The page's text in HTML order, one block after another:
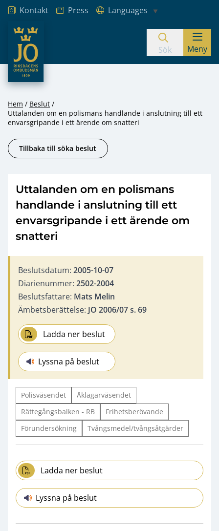
Hoppa till innehåll
Kontakt Press
Languages
JO – Riksdagens Ombudsmän
Sök Meny
Hem
Beslut
Uttalanden om en polismans handlande i anslutning till ett
envarsgripande i ett ärende om snatteri
Tillbaka till söka beslut
Uttalanden om en polismans
handlande i anslutning till ett
envarsgripande i ett ärende om
snatteri
Beslutsdatum: 2005-10-07
Diarienummer: 2502-2004
Beslutsfattare: Mats Melin
Ämbetsberättelse: JO 2006/07 s. 69
Ladda ner beslut
Lyssna på beslut
Polisväsendet
Åklagarväsendet
Rättegångsbalken - RB
Frihetsberövande
Förundersökning
Tvångsmedel/tvångsåtgärder
Ladda ner beslut
Lyssna på beslut